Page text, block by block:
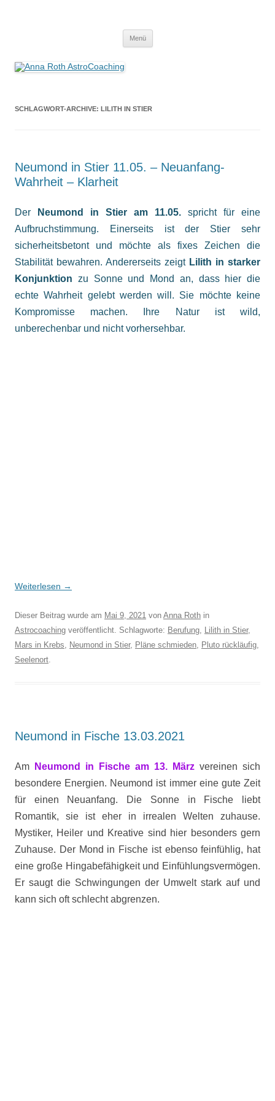
Menü
SCHLAGWORT-ARCHIVE: LILITH IN STIER
Neumond in Stier 11.05. – Neuanfang-
Wahrheit – Klarheit
Der Neumond in Stier am 11.05. spricht für eine
Aufbruchstimmung. Einerseits ist der Stier sehr
sicherheitsbetont und möchte als fixes Zeichen die
Stabilität bewahren. Andererseits zeigt Lilith in starker
Konjunktion zu Sonne und Mond an, dass hier die
echte Wahrheit gelebt werden will. Sie möchte keine
Kompromisse machen. Ihre Natur ist wild,
unberechenbar und nicht vorhersehbar.
Weiterlesen →
Dieser Beitrag wurde am Mai 9, 2021 von Anna Roth in
Astrocoaching veröffentlicht. Schlagworte: Berufung, Lilith in Stier,
Mars in Krebs, Neumond in Stier, Pläne schmieden, Pluto rückläufig,
Seelenort.
Neumond in Fische 13.03.2021
Am Neumond in Fische am 13. März vereinen sich
besondere Energien. Neumond ist immer eine gute Zeit
für einen Neuanfang. Die Sonne in Fische liebt
Romantik, sie ist eher in irrealen Welten zuhause.
Mystiker, Heiler und Kreative sind hier besonders gern
Zuhause. Der Mond in Fische ist ebenso feinfühlig, hat
eine große Hingabefähigkeit und Einfühlungsvermögen.
Er saugt die Schwingungen der Umwelt stark auf und
kann sich oft schlecht abgrenzen.